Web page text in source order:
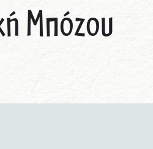
Μπόζου